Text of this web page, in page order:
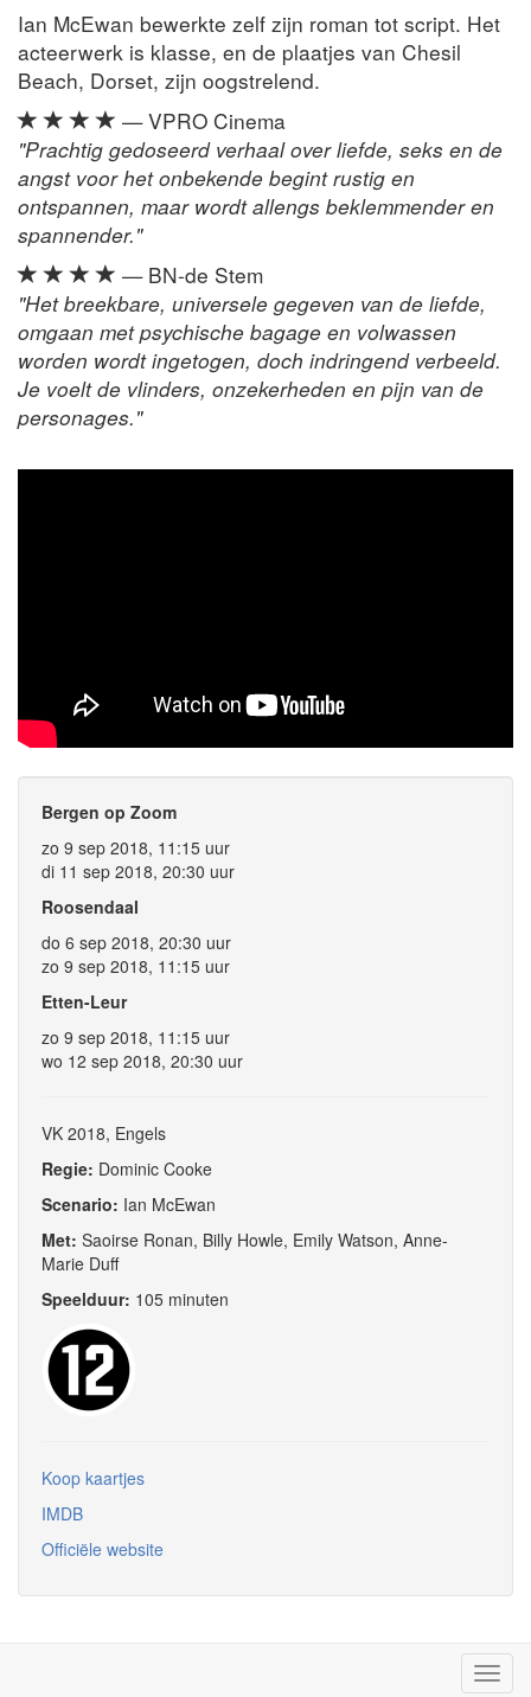
Ian McEwan bewerkte zelf zijn roman tot script. Het
acteerwerk is klasse, en de plaatjes van Chesil
Beach, Dorset, zijn oogstrelend.
— VPRO Cinema
"Prachtig gedoseerd verhaal over liefde, seks en de
angst voor het onbekende begint rustig en
ontspannen, maar wordt allengs beklemmender en
spannender."
— BN-de Stem
"Het breekbare, universele gegeven van de liefde,
omgaan met psychische bagage en volwassen
worden wordt ingetogen, doch indringend verbeeld.
Je voelt de vlinders, onzekerheden en pijn van de
personages."
Bergen op Zoom
zo 9 sep 2018, 11:15 uur
di 11 sep 2018, 20:30 uur
Roosendaal
do 6 sep 2018, 20:30 uur
zo 9 sep 2018, 11:15 uur
Etten-Leur
zo 9 sep 2018, 11:15 uur
wo 12 sep 2018, 20:30 uur
VK 2018, Engels
Regie: Dominic Cooke
Scenario: Ian McEwan
Met: Saoirse Ronan, Billy Howle, Emily Watson, Anne-
Marie Duff
Speelduur: 105 minuten
Koop kaartjes
IMDB
Officiële website